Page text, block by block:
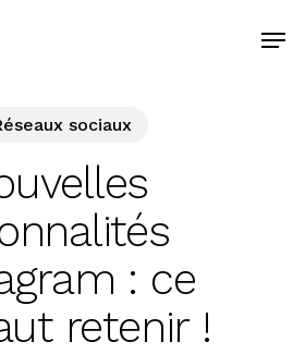
sociaux
: ce
retenir !